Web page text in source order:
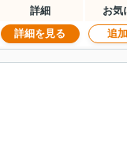
詳細 お気
詳細を見る 追